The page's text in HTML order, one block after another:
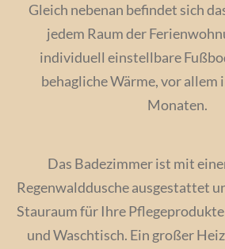
Gleich nebenan befindet sich
jedem Raum der
individuell einstellbare
behagliche Wärme, vor allem
Monaten.
Das Badezimmer ist mit
Regenwalddusche ausgestattet
Stauraum für Ihre
und Waschtisch. Ein großer